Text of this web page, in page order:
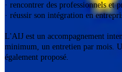
· rencontrer des professionnels et
· réussir son intégration en
L'AIJ est un accompagnement
minimum, un entretien par mois.
également proposé.